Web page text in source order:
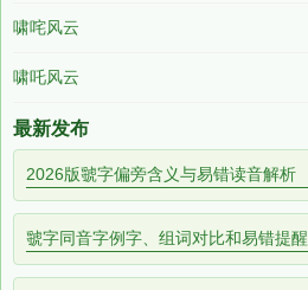
啸咤风云
啸吒风云
最新发布
2026版虢字偏旁含义与易错读音解析
虢字同音字例字、组词对比和易错提醒